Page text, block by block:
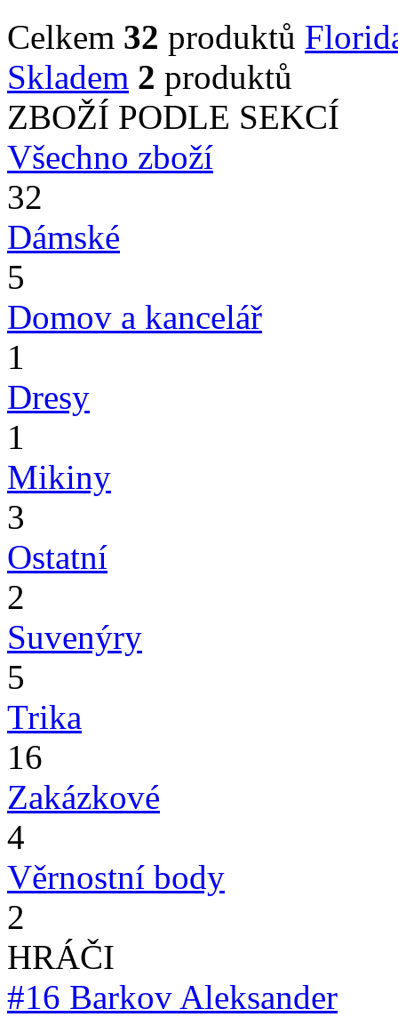
Celkem 32 produktů
Skladem 2 produktů
ZBOŽÍ PODLE SEKCÍ
Všechno zboží
32
Dámské
5
Domov a kancelář
1
Dresy
1
Mikiny
3
Ostatní
2
Suvenýry
5
Trika
16
Zakázkové
4
Věrnostní body
2
HRÁČI
#16 Barkov Aleksander